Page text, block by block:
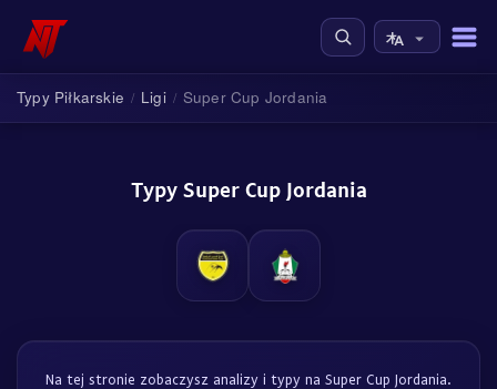
Typy Piłkarskie / Ligi / Super Cup Jordania
Typy Super Cup Jordania
Na tej stronie zobaczysz analizy i typy na Super Cup Jordania.